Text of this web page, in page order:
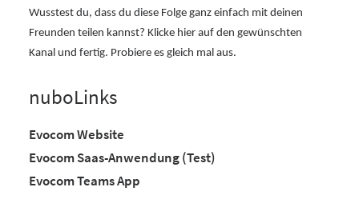
Wusstest du, dass du diese Folge ganz einfach mit deinen
Freunden teilen kannst? Klicke hier auf den gewünschten
Kanal und fertig. Probiere es gleich mal aus.
nuboLinks
Evocom Website
Evocom Saas-Anwendung (Test)
Evocom Teams App